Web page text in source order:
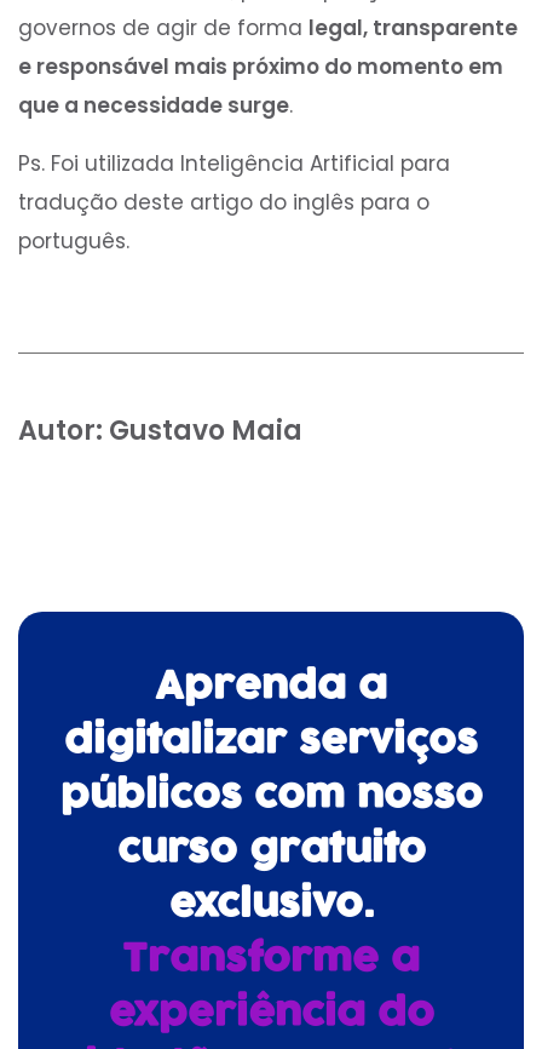
governos de agir de forma legal, transparente
e responsável mais próximo do momento em
que a necessidade surge.
Ps. Foi utilizada Inteligência Artificial para
tradução deste artigo do inglês para o
português.
Autor: Gustavo Maia
Aprenda a
digitalizar serviços
públicos com nosso
curso gratuito
exclusivo.
Transforme a
experiência do